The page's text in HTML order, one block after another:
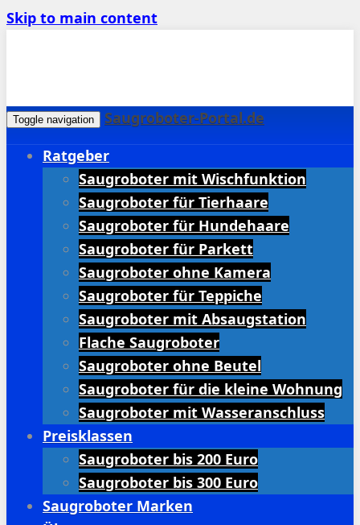
Skip to main content
Toggle navigation
Saugroboter-Portal.de
Ratgeber
Saugroboter mit Wischfunktion
Saugroboter für Tierhaare
Saugroboter für Hundehaare
Saugroboter für Parkett
Saugroboter ohne Kamera
Saugroboter für Teppiche
Saugroboter mit Absaugstation
Flache Saugroboter
Saugroboter ohne Beutel
Saugroboter für die kleine Wohnung
Saugroboter mit Wasseranschluss
Preisklassen
Saugroboter bis 200 Euro
Saugroboter bis 300 Euro
Saugroboter Marken